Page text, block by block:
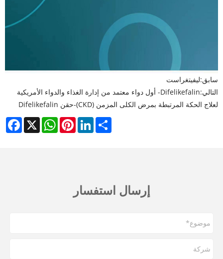
سابق:ليفيتغراست
التالي:
Difelikefalin- أول دواء معتمد من إدارة الغذاء والدواء الأمريكية
لعلاج الحكة المرتبطة بمرض الكلى المزمن (CKD)-حقن Difelikefalin
X
WhatsAppPinterestLinkedInShare
إرسال استفسار